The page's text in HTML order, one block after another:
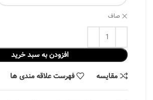
صاف
افزودن به سبد خرید
مقایسه
فهرست علاقه مندی ها